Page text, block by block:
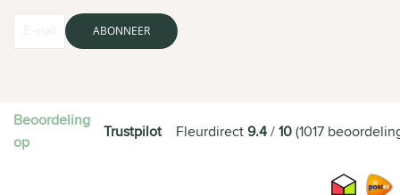
ABONNEER
Beoordeling
op
Trustpilot Fleurdirect9.4/10(1017